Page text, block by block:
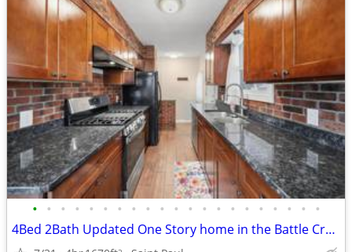
• • • • • • • • • • • • • • • • • • • • •
4Bed 2Bath Updated One Story home in the Battle Creek Neighborhood 🏡